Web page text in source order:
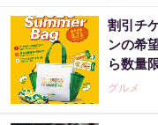
割引チ
ンの希
ら数量
グルメ